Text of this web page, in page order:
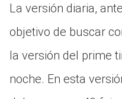
La versión diaria,
objetivo de buscar
la versión del prime
noche. En esta